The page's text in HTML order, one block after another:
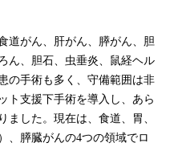
道がん、肝がん、膵がん、胆
ん、胆石、虫垂炎、鼠経ヘル
の手術も多く、守備範囲は非
ト支援下手術を導入し、あら
ました。現在は、食道、胃、
、膵臓がんの4つの領域でロ